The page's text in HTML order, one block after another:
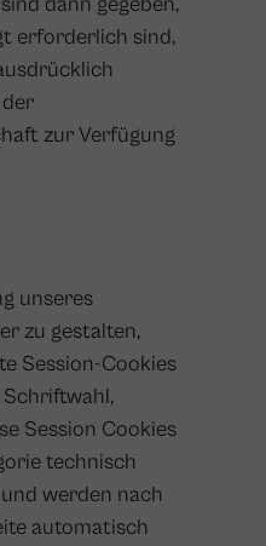
erforderlich sind,
zur Verfügung
unseres
zu gestalten,
Session-Cookies
Schriftwahl,
Session Cookies
technisch
werden nach
automatisch